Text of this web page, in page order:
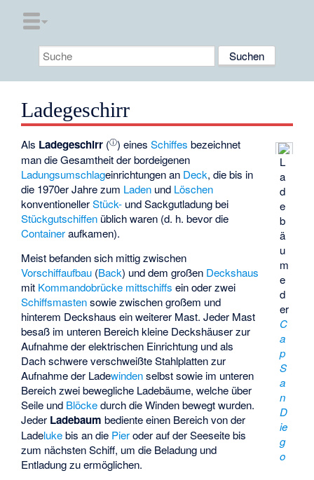
Ladegeschirr
L
a
d
e
b
ä
u
m
e
d
er
C
a
p
S
a
n
D
ie
g
o
Als Ladegeschirr (ⓘ) einesSchiffes bezeichnet
man die Gesamtheit der bordeigenen
Ladungsumschlageinrichtungen an Deck, die bis in
die 1970er Jahre zum Laden und Löschen
konventionellerStück- und Sackgutladung bei
Stückgutschiffen üblich waren (d. h. bevor die
Containeraufkamen).
Meist befanden sich mittig zwischen
Vorschiffaufbau (Back) und dem großen Deckshaus
mit Kommandobrücke mittschiffs ein oder zwei
Schiffsmastensowie zwischen großem und
hinterem Deckshaus ein weiterer Mast. Jeder Mast
besaß im unteren Bereich kleine Deckshäuser zur
Aufnahme der elektrischen Einrichtung und als
Dach schwere verschweißte Stahlplatten zur
Aufnahme der Ladewindenselbst sowie im unteren
Bereich zwei bewegliche Ladebäume, welche über
Seile und Blöckedurch die Winden bewegt wurden.
Jeder Ladebaum bediente einen Bereich von der
Ladelukebis an die Pieroder auf der Seeseite bis
zum nächsten Schiff, um die Beladung und
Entladung zu ermöglichen.